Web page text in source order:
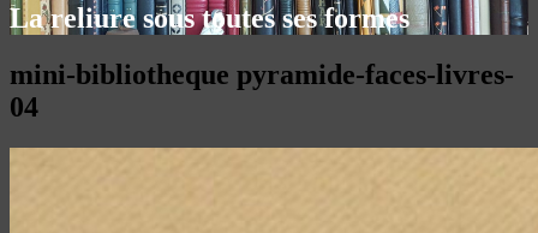
La reliure sous toutes ses formes
mini-bibliotheque pyramide-faces-livres-
04